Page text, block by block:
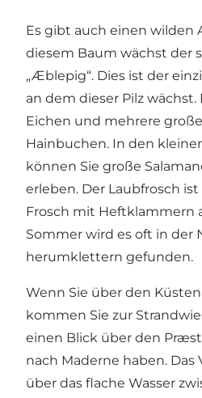
Es gibt auch einen wilden
diesem Baum wächst der
„Æblepig“. Dies ist der
an dem dieser Pilz
Eichen und mehrere
Hainbuchen. In den
können Sie große
erleben. Der Laubfrosch
Frosch mit Heftklammern
Sommer wird es oft in der
herumklettern gefunden.
Wenn Sie über den
kommen Sie zur
einen Blick über den
nach Maderne haben. Das
über das flache Wasser